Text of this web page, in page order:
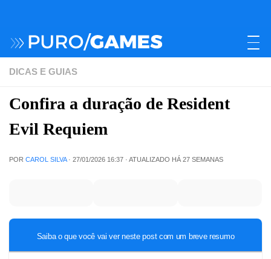
DICAS E GUIAS
Confira a duração de Resident
Evil Requiem
POR CAROL SILVA · 27/01/2026 16:37 · ATUALIZADO HÁ 27 SEMANAS